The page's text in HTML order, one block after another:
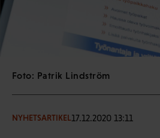
Foto: Patrik Lindström
NYHETSARTIKEL17.12.2020 13:11